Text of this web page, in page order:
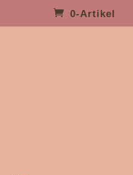
0-Artikel